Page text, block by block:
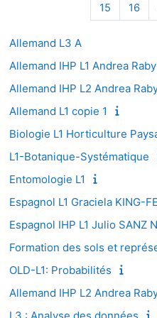
15Page 15
16
Allemand L3 A
Allemand IHP L1 Andrea Raby
Allemand IHP L2 Andrea
Allemand L1 copie 1
Biologie L1 Horticulture
L1-Botanique-Systématique
Entomologie L1
Espagnol L1 Graciela KING-
Espagnol IHP L1 Julio SANZ
Formation des sols et
OLD-L1: Probabilités
Allemand IHP L2 Andrea
L3 : Analyse des données